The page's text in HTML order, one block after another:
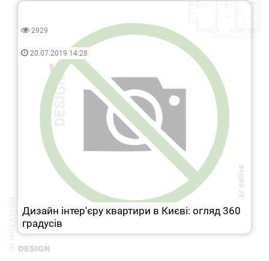
2929
20.07.2019 14:28
Дизайн інтер'єру квартири в Києві: огляд 360
градусів